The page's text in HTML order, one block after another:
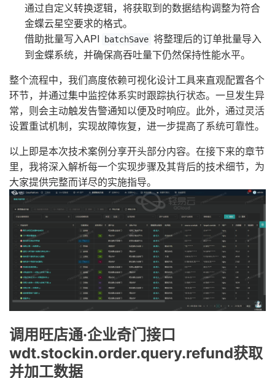
通过自定义转换逻辑，将获取到的数据结构调整为符合
金蝶云星空要求的格式。
借助批量写入API
batchSave 将整理后的订单批量导入
到金蝶系统，并确保高吞吐量下仍然保持性能水平。
整个流程中，我们高度依赖可视化设计工具来直观配置各个
环节，并通过集中监控体系实时跟踪执行状态。一旦发生异
常，则会主动触发告警通知以便及时响应。此外，通过灵活
设置重试机制，实现故障恢复，进一步提高了系统可靠性。
以上即是本次技术案例分享开头部分内容。在接下来的章节
里，我将深入解析每一个实现步骤及其背后的技术细节，为
大家提供完整而详尽的实施指导。
调用旺店通·企业奇门接口
wdt.stockin.order.query.refund获取
并加工数据